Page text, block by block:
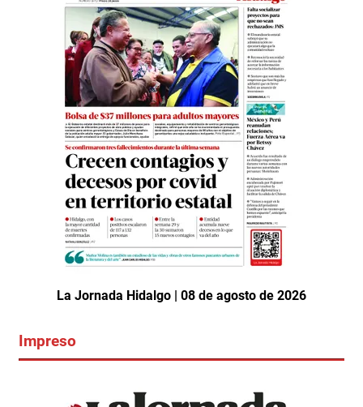
La Jornada Hidalgo | 08 de agosto de 2026
Impreso